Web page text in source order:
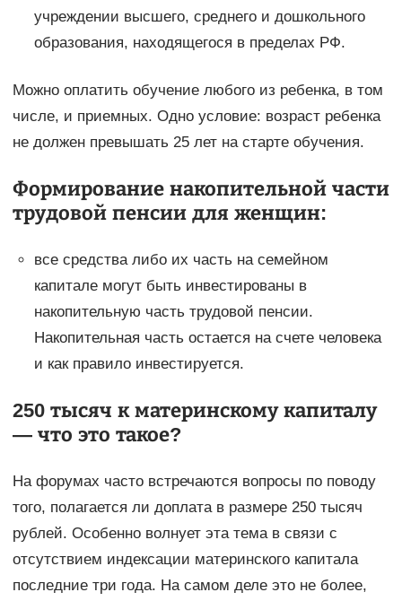
учреждении высшего, среднего и дошкольного
образования, находящегося в пределах РФ.
Можно оплатить обучение любого из ребенка, в том
числе, и приемных. Одно условие: возраст ребенка
не должен превышать 25 лет на старте обучения.
Формирование накопительной части
трудовой пенсии для женщин:
все средства либо их часть на семейном
капитале могут быть инвестированы в
накопительную часть трудовой пенсии.
Накопительная часть остается на счете человека
и как правило инвестируется.
250 тысяч к материнскому капиталу
— что это такое?
На форумах часто встречаются вопросы по поводу
того, полагается ли доплата в размере 250 тысяч
рублей. Особенно волнует эта тема в связи с
отсутствием индексации материнского капитала
последние три года. На самом деле это не более,